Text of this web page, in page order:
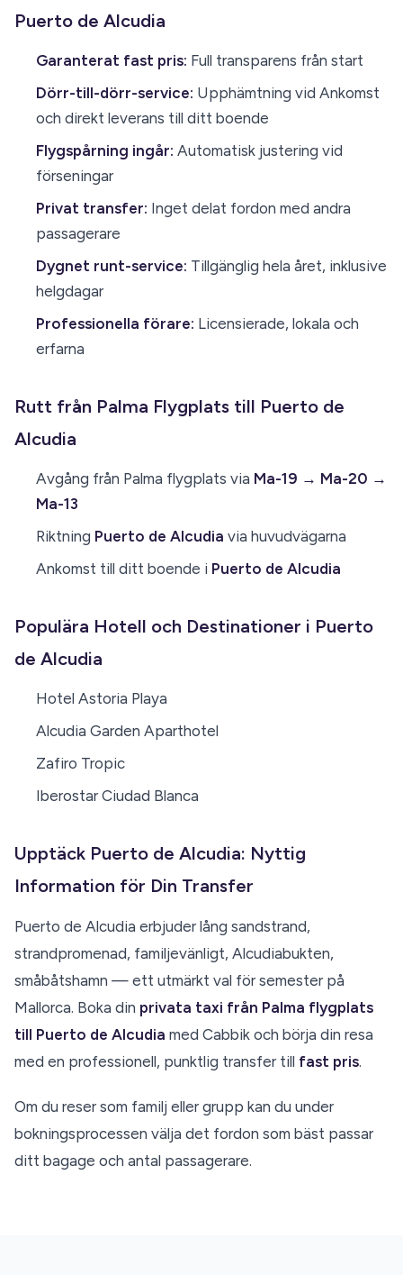
Puerto de Alcudia
Garanterat fast pris: Full transparens från start
Dörr-till-dörr-service: Upphämtning vid Ankomst
och direkt leverans till ditt boende
Flygspårning ingår: Automatisk justering vid
förseningar
Privat transfer: Inget delat fordon med andra
passagerare
Dygnet runt-service: Tillgänglig hela året, inklusive
helgdagar
Professionella förare: Licensierade, lokala och
erfarna
Rutt från Palma Flygplats till Puerto de
Alcudia
Avgång från Palma flygplats via Ma-19 → Ma-20 →
Ma-13
Riktning Puerto de Alcudia via huvudvägarna
Ankomst till ditt boende i Puerto de Alcudia
Populära Hotell och Destinationer i Puerto
de Alcudia
Hotel Astoria Playa
Alcudia Garden Aparthotel
Zafiro Tropic
Iberostar Ciudad Blanca
Upptäck Puerto de Alcudia: Nyttig
Information för Din Transfer
Puerto de Alcudia erbjuder lång sandstrand,
strandpromenad, familjevänligt, Alcudiabukten,
småbåtshamn — ett utmärkt val för semester på
Mallorca. Boka din privata taxi från Palma flygplats
till Puerto de Alcudia med Cabbik och börja din resa
med en professionell, punktlig transfer till fast pris.
Om du reser som familj eller grupp kan du under
bokningsprocessen välja det fordon som bäst passar
ditt bagage och antal passagerare.